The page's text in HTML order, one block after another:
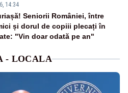
14:34
Seniorii României, între
și dorul de copiii plecați în
"Vin doar odată pe an"
- LOCALA